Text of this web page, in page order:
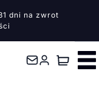
dni na zwrot